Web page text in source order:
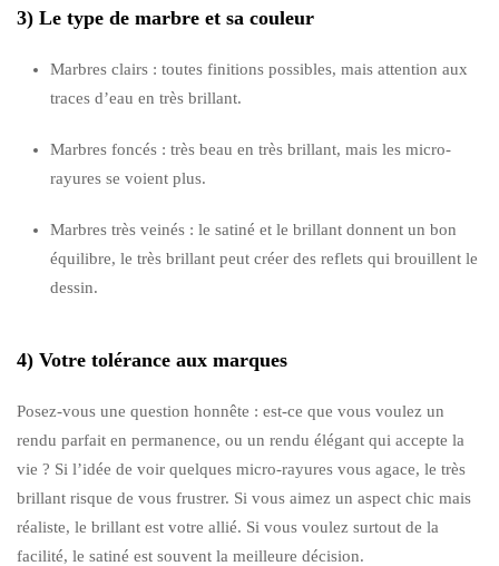
3) Le type de marbre et sa couleur
Marbres clairs : toutes finitions possibles, mais attention aux
traces d’eau en très brillant.
Marbres foncés : très beau en très brillant, mais les micro-
rayures se voient plus.
Marbres très veinés : le satiné et le brillant donnent un bon
équilibre, le très brillant peut créer des reflets qui brouillent le
dessin.
4) Votre tolérance aux marques
Posez-vous une question honnête : est-ce que vous voulez un
rendu parfait en permanence, ou un rendu élégant qui accepte la
vie ? Si l’idée de voir quelques micro-rayures vous agace, le très
brillant risque de vous frustrer. Si vous aimez un aspect chic mais
réaliste, le brillant est votre allié. Si vous voulez surtout de la
facilité, le satiné est souvent la meilleure décision.